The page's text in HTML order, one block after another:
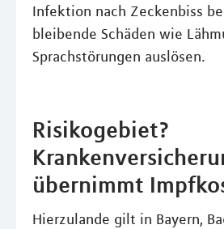
Infektion nach Zeckenbiss
bleibende Schäden wie
Sprachstörungen auslösen.
Risikogebiet?
übernimmt
Hierzulande gilt in Bayern,